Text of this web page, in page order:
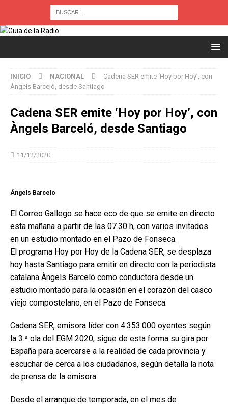
INICIO NACIONAL
Cadena SER emite ‘Hoy por Hoy’, con
Àngels Barceló, desde Santiago
Cadena SER emite ‘Hoy por Hoy’, con
Àngels Barceló, desde Santiago
11/12/2020
Ángels Barcelo
El Correo Gallego se hace eco de que se emite en directo
esta mañana a partir de las 07.30 h, con varios invitados
en un estudio montado en el Pazo de Fonseca.
El programa Hoy por Hoy de la Cadena SER, se desplaza
hoy hasta Santiago para emitir en directo con la periodista
catalana Àngels Barceló como conductora desde un
estudio montado para la ocasión en el corazón del casco
viejo compostelano, en el Pazo de Fonseca.
Cadena SER, emisora líder con 4.353.000 oyentes según
la 3.ª ola del EGM 2020, sigue de esta forma su gira por
España para acercarse a la realidad de cada provincia y
escuchar de cerca a los ciudadanos, según detalla la nota
de prensa de la emisora.
Desde el arranque de temporada, en el mes de